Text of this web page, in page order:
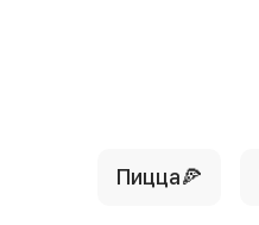
Пицца🍕